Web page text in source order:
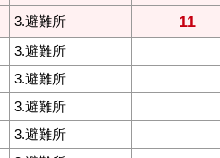
3.避難所 11
3.避難所
3.避難所
3.避難所
3.避難所